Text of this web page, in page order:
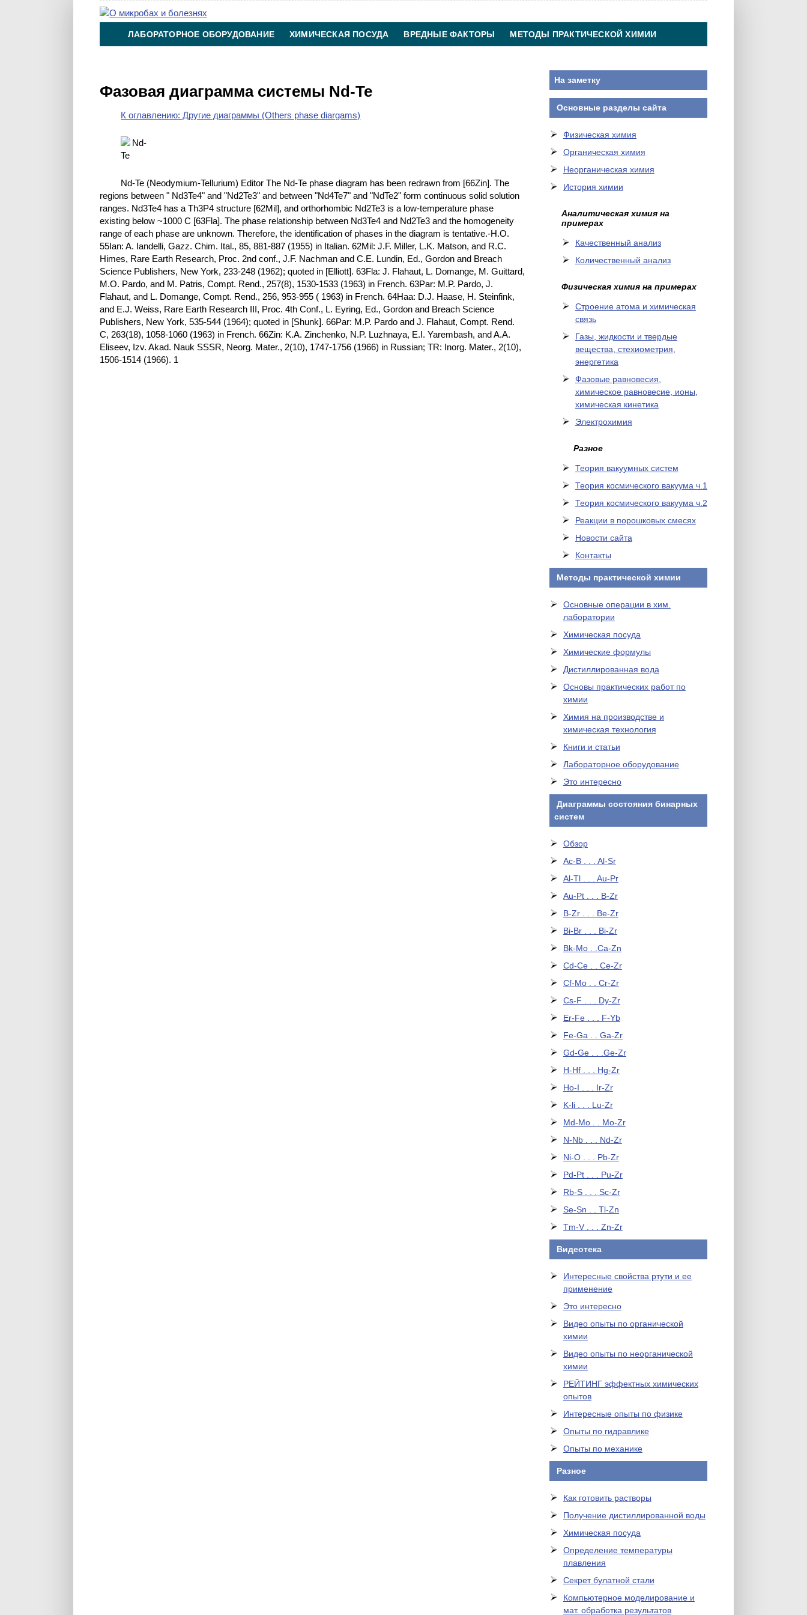
ЛАБОРАТОРНОЕ ОБОРУДОВАНИЕ ХИМИЧЕСКАЯ ПОСУДА ВРЕДНЫЕ ФАКТОРЫ МЕТОДЫ ПРАКТИЧЕСКОЙ ХИМИИ
Фазовая диаграмма системы Nd-Te
К оглавлению: Другие диаграммы (Others phase diargams)
Nd-Te (Neodymium-Tellurium) Editor The Nd-Te phase diagram has been redrawn from [66Zin]. The
regions between " Nd3Te4" and "Nd2Te3" and between "Nd4Te7" and "NdTe2" form continuous solid solution
ranges. Nd3Te4 has a Th3P4 structure [62Mil], and orthorhombic Nd2Te3 is a low-temperature phase
existing below ~1000 C [63Fla]. The phase relationship between Nd3Te4 and Nd2Te3 and the homogeneity
range of each phase are unknown. Therefore, the identification of phases in the diagram is tentative.-H.O.
55Ian: A. Iandelli, Gazz. Chim. Ital., 85, 881-887 (1955) in Italian. 62Mil: J.F. Miller, L.K. Matson, and R.C.
Himes, Rare Earth Research, Proc. 2nd conf., J.F. Nachman and C.E. Lundin, Ed., Gordon and Breach
Science Publishers, New York, 233-248 (1962); quoted in [Elliott]. 63Fla: J. Flahaut, L. Domange, M. Guittard,
M.O. Pardo, and M. Patris, Compt. Rend., 257(8), 1530-1533 (1963) in French. 63Par: M.P. Pardo, J.
Flahaut, and L. Domange, Compt. Rend., 256, 953-955 ( 1963) in French. 64Haa: D.J. Haase, H. Steinfink,
and E.J. Weiss, Rare Earth Research III, Proc. 4th Conf., L. Eyring, Ed., Gordon and Breach Science
Publishers, New York, 535-544 (1964); quoted in [Shunk]. 66Par: M.P. Pardo and J. Flahaut, Compt. Rend.
C, 263(18), 1058-1060 (1963) in French. 66Zin: K.A. Zinchenko, N.P. Luzhnaya, E.I. Yarembash, and A.A.
Eliseev, Izv. Akad. Nauk SSSR, Neorg. Mater., 2(10), 1747-1756 (1966) in Russian; TR: Inorg. Mater., 2(10),
1506-1514 (1966). 1
На заметку
Основные разделы сайта
Физическая химия
Органическая химия
Неорганическая химия
История химии
Аналитическая химия на
примерах
Качественный анализ
Количественный анализ
Физическая химия на примерах
Cтроение атома и химическая
связь
Газы, жидкости и твердые
вещества, стехиометрия,
энергетика
Фазовые равновесия,
химическое равновесие, ионы,
химическая кинетика
Электрохимия
Разное
Теория вакуумных систем
Теория космического вакуума ч.1
Теория космического вакуума ч.2
Реакции в порошковых смесях
Новости сайта
Контакты
Методы практической химии
Основные операции в хим.
лаборатории
Химическая посуда
Химические формулы
Дистиллированная вода
Основы практических работ по
химии
Химия на производстве и
химическая технология
Книги и статьи
Лабораторное оборудование
Это интересно
Диаграммы состояния бинарных
систем
Обзор
Ac-B . . . Al-Sr
Al-Tl . . . Au-Pr
Au-Pt . . . B-Zr
B-Zr . . . Be-Zr
Bi-Br . . . Bi-Zr
Bk-Mo . .Ca-Zn
Cd-Ce . . Ce-Zr
Cf-Mo . . Cr-Zr
Cs-F . . . Dy-Zr
Er-Fe . . . F-Yb
Fe-Ga . . Ga-Zr
Gd-Ge . . .Ge-Zr
H-Hf . . . Hg-Zr
Ho-I . . . Ir-Zr
K-li . . . Lu-Zr
Md-Mo . . Mo-Zr
N-Nb . . . Nd-Zr
Ni-O . . . Pb-Zr
Pd-Pt . . . Pu-Zr
Rb-S . . . Sc-Zr
Se-Sn . . Tl-Zn
Tm-V . . . Zn-Zr
Видеотека
Интересные свойства ртути и ее
применение
Это интересно
Видео опыты по органической
химии
Видео опыты по неорганической
химии
РЕЙТИНГ эффектных химических
опытов
Интересные опыты по физике
Опыты по гидравлике
Опыты по механике
Разное
Как готовить растворы
Получение дистиллированной воды
Химическая посуда
Определение температуры
плавления
Секрет булатной стали
Компьютерное моделирование и
мат. обработка результатов